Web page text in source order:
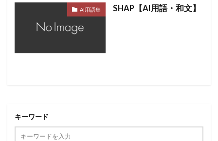
AI用語集 SHAP【AI用語・和文】
キーワード